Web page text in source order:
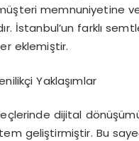
memnuniyetine
İstanbul’un farklı
eklemiştir.
Yaklaşımlar
dijital
geliştirmiştir. Bu